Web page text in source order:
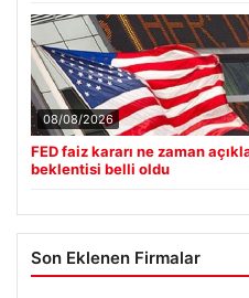
08/08/2026
FED faiz kararı ne zaman
beklentisi belli oldu
Son Eklenen Firmalar